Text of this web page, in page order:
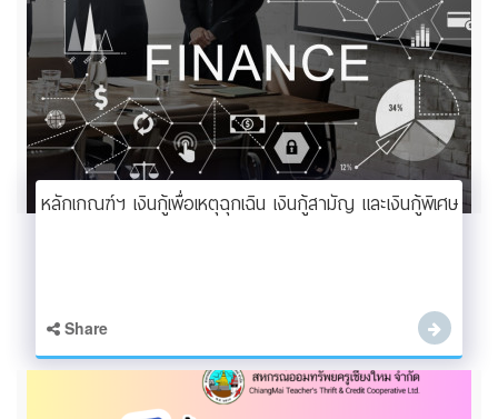
หลักเกณฑ์ฯ เงินกู้เพื่อเหตุฉุกเฉิน เงินกู้สามัญ และเงินกู้พิเศษ
Share